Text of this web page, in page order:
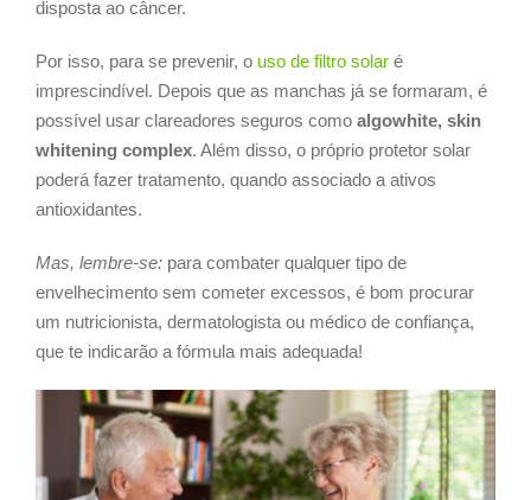
disposta ao câncer.
Por isso, para se prevenir, o uso de filtro solar é
imprescindível. Depois que as manchas já se formaram, é
possível usar clareadores seguros como algowhite, skin
whitening complex. Além disso, o próprio protetor solar
poderá fazer tratamento, quando associado a ativos
antioxidantes.
Mas, lembre-se: para combater qualquer tipo de
envelhecimento sem cometer excessos, é bom procurar
um nutricionista, dermatologista ou médico de confiança,
que te indicarão a fórmula mais adequada!